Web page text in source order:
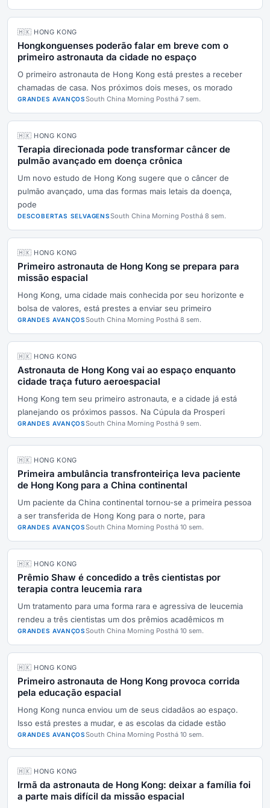
🇭🇰 HONG KONG
Hongkonguenses poderão falar em breve com o
primeiro astronauta da cidade no espaço
O primeiro astronauta de Hong Kong está prestes a receber
chamadas de casa. Nos próximos dois meses, os morado
GRANDES AVANÇOSSouth China Morning Posthá 7 sem.
🇭🇰 HONG KONG
Terapia direcionada pode transformar câncer de
pulmão avançado em doença crônica
Um novo estudo de Hong Kong sugere que o câncer de
pulmão avançado, uma das formas mais letais da doença,
pode
DESCOBERTAS SELVAGENSSouth China Morning Posthá 8 sem.
🇭🇰 HONG KONG
Primeiro astronauta de Hong Kong se prepara para
missão espacial
Hong Kong, uma cidade mais conhecida por seu horizonte e
bolsa de valores, está prestes a enviar seu primeiro
GRANDES AVANÇOSSouth China Morning Posthá 8 sem.
🇭🇰 HONG KONG
Astronauta de Hong Kong vai ao espaço enquanto
cidade traça futuro aeroespacial
Hong Kong tem seu primeiro astronauta, e a cidade já está
planejando os próximos passos. Na Cúpula da Prosperi
GRANDES AVANÇOSSouth China Morning Posthá 9 sem.
🇭🇰 HONG KONG
Primeira ambulância transfronteiriça leva paciente
de Hong Kong para a China continental
Um paciente da China continental tornou-se a primeira pessoa
a ser transferida de Hong Kong para o norte, para
GRANDES AVANÇOSSouth China Morning Posthá 10 sem.
🇭🇰 HONG KONG
Prêmio Shaw é concedido a três cientistas por
terapia contra leucemia rara
Um tratamento para uma forma rara e agressiva de leucemia
rendeu a três cientistas um dos prêmios acadêmicos m
GRANDES AVANÇOSSouth China Morning Posthá 10 sem.
🇭🇰 HONG KONG
Primeiro astronauta de Hong Kong provoca corrida
pela educação espacial
Hong Kong nunca enviou um de seus cidadãos ao espaço.
Isso está prestes a mudar, e as escolas da cidade estão
GRANDES AVANÇOSSouth China Morning Posthá 10 sem.
🇭🇰 HONG KONG
Irmã da astronauta de Hong Kong: deixar a família foi
a parte mais difícil da missão espacial